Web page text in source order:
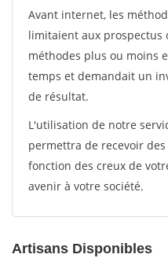
Avant internet, les
limitaient aux prospectus
méthodes plus ou moins
temps et demandait un
de résultat.
L'utilisation de notre
permettra de recevoir
fonction des creux de
avenir à votre société.
Artisans Disponibles